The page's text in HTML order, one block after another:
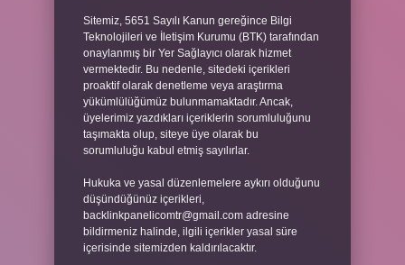
Sitemiz, 5651 Sayılı Kanun gereğince Bilgi
Teknolojileri ve İletişim Kurumu (BTK) tarafından
onaylanmış bir Yer Sağlayıcı olarak hizmet
vermektedir. Bu nedenle, sitedeki içerikleri
proaktif olarak denetleme veya araştırma
yükümlülüğümüz bulunmamaktadır. Ancak,
üyelerimiz yazdıkları içeriklerin sorumluluğunu
taşımakta olup, siteye üye olarak bu
sorumluluğu kabul etmiş sayılırlar.
Hukuka ve yasal düzenlemelere aykırı olduğunu
düşündüğünüz içerikleri,
backlinkpanelicomtr@gmail.com adresine
bildirmeniz halinde, ilgili içerikler yasal süre
içerisinde sitemizden kaldırılacaktır.